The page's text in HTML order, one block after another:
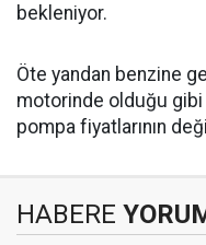
bekleniyor.
Öte yandan benzine
motorinde olduğu gibi
pompa fiyatlarının
HABERE